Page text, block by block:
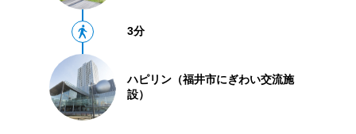
3分
ハピリン（福井市にぎわい交流施
設）